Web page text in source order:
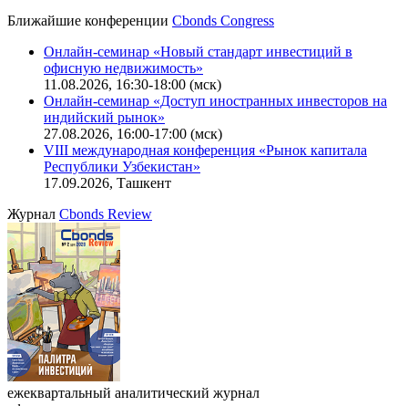
Поиск котировок облигаций
Ближайшие конференцииCbonds Congress
Онлайн-семинар «Новый стандарт инвестиций в
офисную недвижимость»
11.08.2026, 16:30-18:00 (мск)
Онлайн-семинар «Доступ иностранных инвесторов на
индийский рынок»
VIII международная конференция «Рынок капитала
Республики Узбекистан»
17.09.2026, Ташкент
ЖурналCbonds Review